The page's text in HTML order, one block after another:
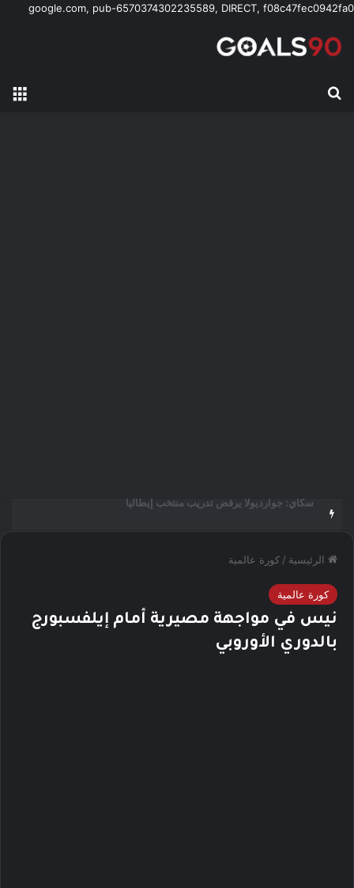
google.com, pub-6570374302235589, DIRECT, f08c47fec0942fa0
الرئيسية / كورة عالمية
كورة عالمية
نيس في مواجهة مصيرية أمام إيلفسبورج
بالدوري الأوروبي